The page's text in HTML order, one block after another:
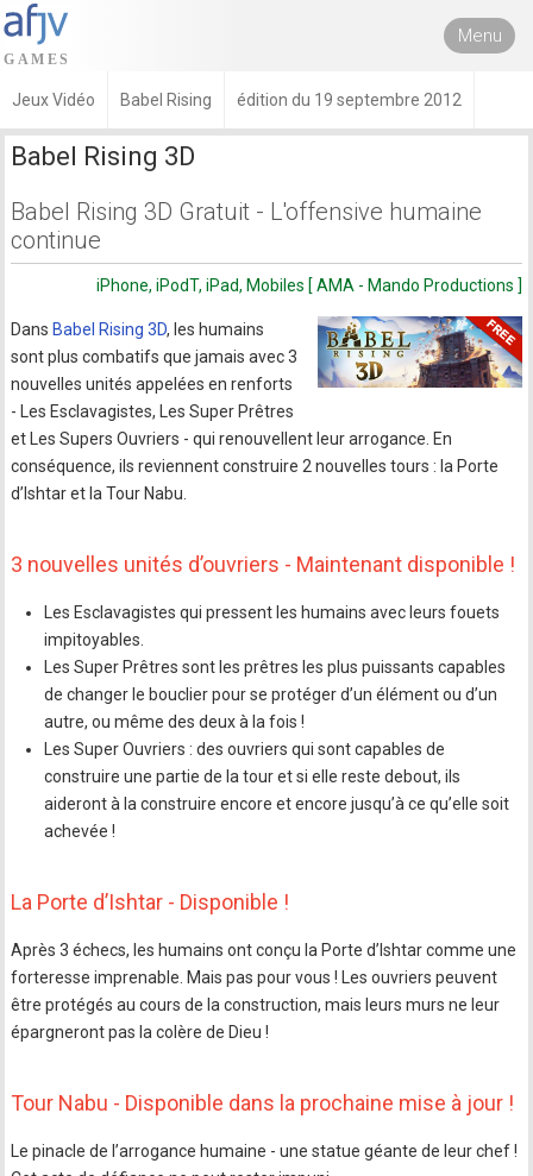
Menu
Jeux Vidéo Babel Rising édition du 19 septembre 2012
Babel Rising 3D
Babel Rising 3D Gratuit - L'offensive humaine
continue
iPhone, iPodT, iPad, Mobiles [ AMA - Mando Productions ]
Dans Babel Rising 3D, les humains
sont plus combatifs que jamais avec 3
nouvelles unités appelées en renforts
- Les Esclavagistes, Les Super Prêtres
et Les Supers Ouvriers - qui renouvellent leur arrogance. En
conséquence, ils reviennent construire 2 nouvelles tours : la Porte
d’Ishtar et la Tour Nabu.
3 nouvelles unités d’ouvriers - Maintenant disponible !
Les Esclavagistes qui pressent les humains avec leurs fouets
impitoyables.
Les Super Prêtres sont les prêtres les plus puissants capables
de changer le bouclier pour se protéger d’un élément ou d’un
autre, ou même des deux à la fois !
Les Super Ouvriers : des ouvriers qui sont capables de
construire une partie de la tour et si elle reste debout, ils
aideront à la construire encore et encore jusqu’à ce qu’elle soit
achevée !
La Porte d’Ishtar - Disponible !
Après 3 échecs, les humains ont conçu la Porte d’Ishtar comme une
forteresse imprenable. Mais pas pour vous ! Les ouvriers peuvent
être protégés au cours de la construction, mais leurs murs ne leur
épargneront pas la colère de Dieu !
Tour Nabu - Disponible dans la prochaine mise à jour !
Le pinacle de l’arrogance humaine - une statue géante de leur chef !